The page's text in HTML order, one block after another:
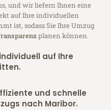
und wir liefern Ihnen eine
auf Ihre individuellen
ist, sodass Sie Ihre Umzug
planen können.
auf Ihre
und schnelle
nach Maribor.